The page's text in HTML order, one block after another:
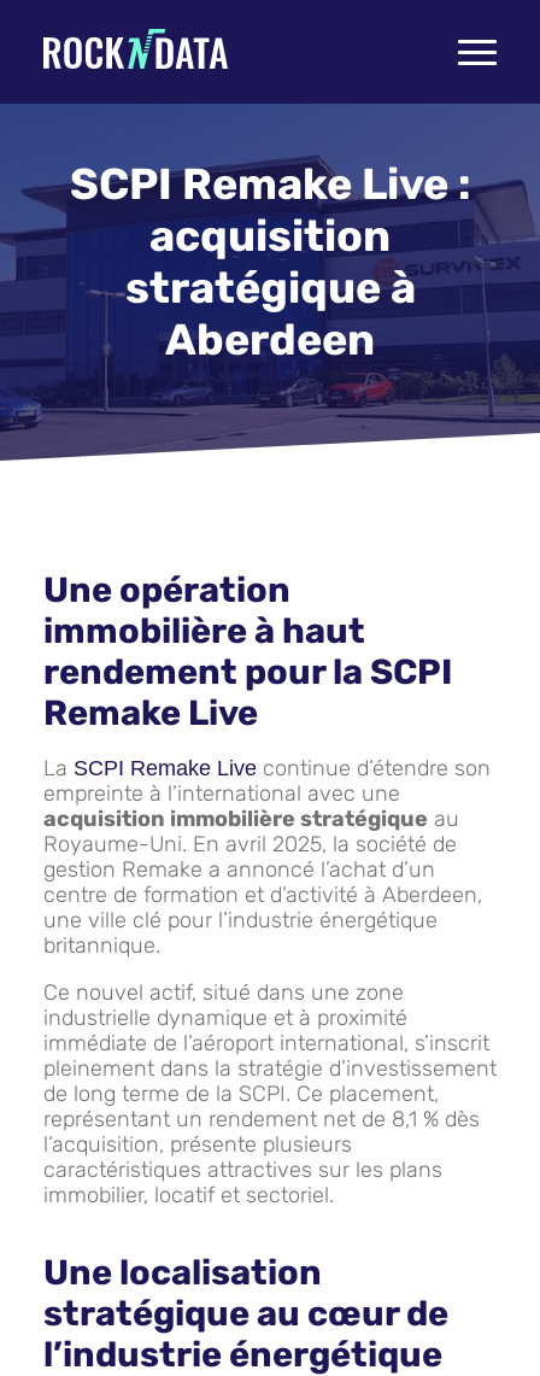
Toggle
SCPI Remake Live :
acquisition
stratégique à
Aberdeen
Une opération
immobilière à haut
rendement pour la SCPI
Remake Live
La SCPI Remake Live continue d’étendre son
empreinte à l’international avec une
acquisition immobilière stratégique au
Royaume-Uni. En avril 2025, la société de
gestion Remake a annoncé l’achat d’un
centre de formation et d’activité à Aberdeen,
une ville clé pour l’industrie énergétique
britannique.
Ce nouvel actif, situé dans une zone
industrielle dynamique et à proximité
immédiate de l’aéroport international, s’inscrit
pleinement dans la stratégie d’investissement
de long terme de la SCPI. Ce placement,
représentant un rendement net de 8,1 % dès
l’acquisition, présente plusieurs
caractéristiques attractives sur les plans
immobilier, locatif et sectoriel.
Une localisation
stratégique au cœur de
l’industrie énergétique